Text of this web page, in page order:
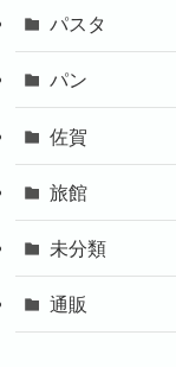
パスタ
パン
佐賀
旅館
未分類
通販